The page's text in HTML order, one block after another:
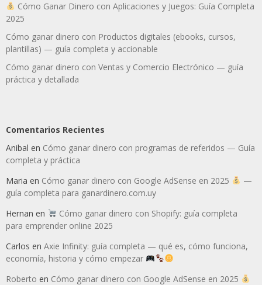
Cómo Ganar Dinero con Aplicaciones y Juegos: Guía Completa
2025
Cómo ganar dinero con Productos digitales (ebooks, cursos,
plantillas) — guía completa y accionable
Cómo ganar dinero con Ventas y Comercio Electrónico — guía
práctica y detallada
Comentarios Recientes
Anibal en Cómo ganar dinero con programas de referidos — Guía
completa y práctica
Maria en Cómo ganar dinero con Google AdSense en 2025
—
guía completa para ganardinero.com.uy
Hernan en
Cómo ganar dinero con Shopify: guía completa
para emprender online 2025
Carlos en Axie Infinity: guía completa — qué es, cómo funciona,
economía, historia y cómo empezar
Roberto en Cómo ganar dinero con Google AdSense en 2025